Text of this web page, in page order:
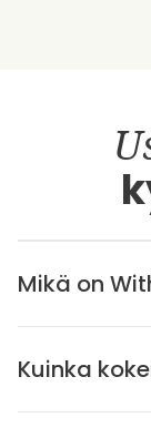
Mikä on
Kuinka